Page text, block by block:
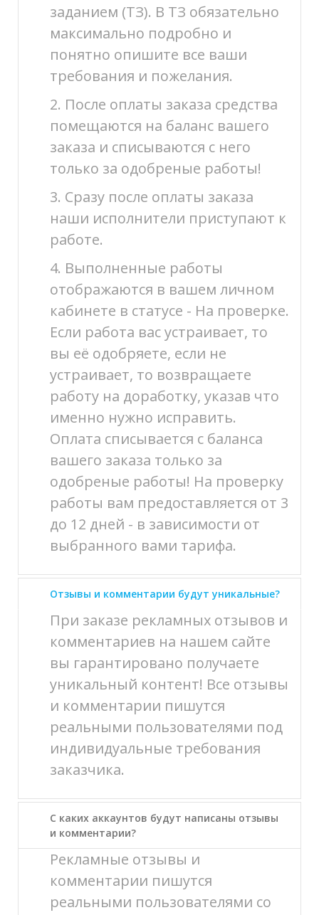
заданием (ТЗ). В ТЗ обязательно
максимально подробно и
понятно опишите все ваши
требования и пожелания.
2. После оплаты заказа средства
помещаются на баланс вашего
заказа и списываются с него
только за одобреные работы!
3. Сразу после оплаты заказа
наши исполнители приступают к
работе.
4. Выполненные работы
отображаются в вашем личном
кабинете в статусе - На проверке.
Если работа вас устраивает, то
вы её одобряете, если не
устраивает, то возвращаете
работу на доработку, указав что
именно нужно исправить.
Оплата списывается с баланса
вашего заказа только за
одобреные работы! На проверку
работы вам предоставляется от 3
до 12 дней - в зависимости от
выбранного вами тарифа.
Отзывы и комментарии будут уникальные?
При заказе рекламных отзывов и
комментариев на нашем сайте
вы гарантировано получаете
уникальный контент! Все отзывы
и комментарии пишутся
реальными пользователями под
индивидуальные требования
заказчика.
С каких аккаунтов будут написаны отзывы
и комментарии?
Рекламные отзывы и
комментарии пишутся
реальными пользователями со